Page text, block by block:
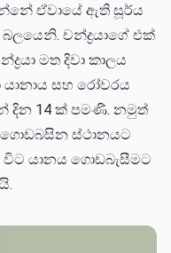
ඒවායේ ඇති සූර්ය
චන්ද්‍රයාගේ එක්
මත දිවා කාලය
යානාය සහ රෝවරය
දින 14 ක් පමණි. නමුත්
ගොඩබසින ස්ථානයට
යානය ගොඩබැසීමට